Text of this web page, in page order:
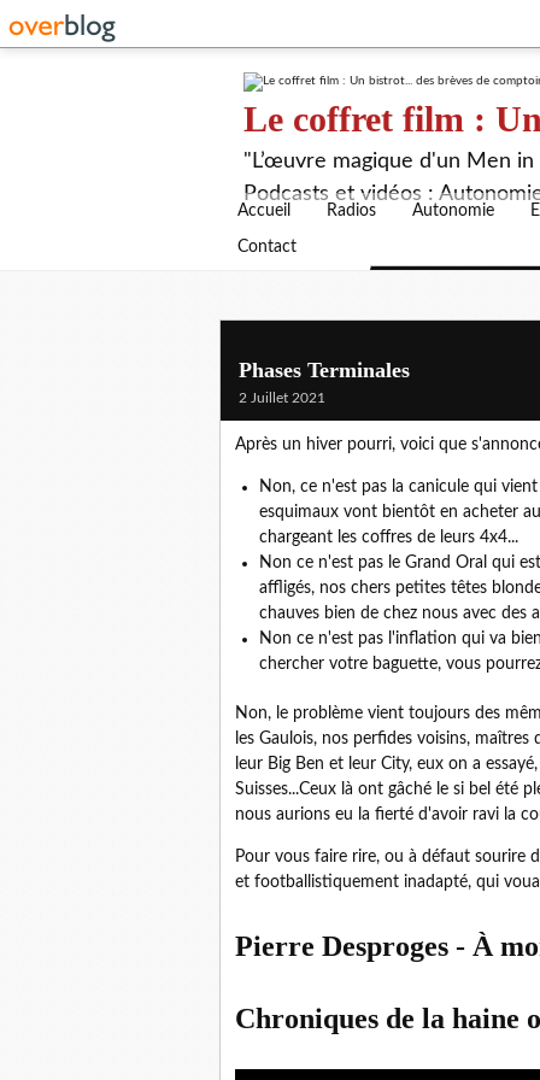
Le coffret film :
"L’œuvre magique d'un Men in
Podcasts et vidéos :
Accueil Radios Autonomie
Contact
Phases Terminales
2 Juillet 2021
Après un hiver pourri, voici que
Non, ce n'est pas la canicule qui
esquimaux vont bientôt en acheter
chargeant les coffres de leurs 4x4...
Non ce n'est pas le Grand Oral qui
affligés, nos chers petites têtes
chauves bien de chez nous avec des
Non ce n'est pas l'inflation qui va
chercher votre baguette, vous
Non, le problème vient toujours des
les Gaulois, nos perfides voisins,
leur Big Ben et leur City, eux on a
Suisses...Ceux là ont gâché le si bel été
nous aurions eu la fierté d'avoir ravi la
Pour vous faire rire, ou à défaut sourire
et footballistiquement inadapté, qui
Pierre Desproges - À
Chroniques de la haine